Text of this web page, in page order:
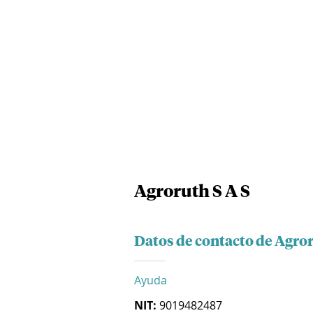
Agroruth S A S
Datos de contacto de
Ayuda
NIT: 9019482487